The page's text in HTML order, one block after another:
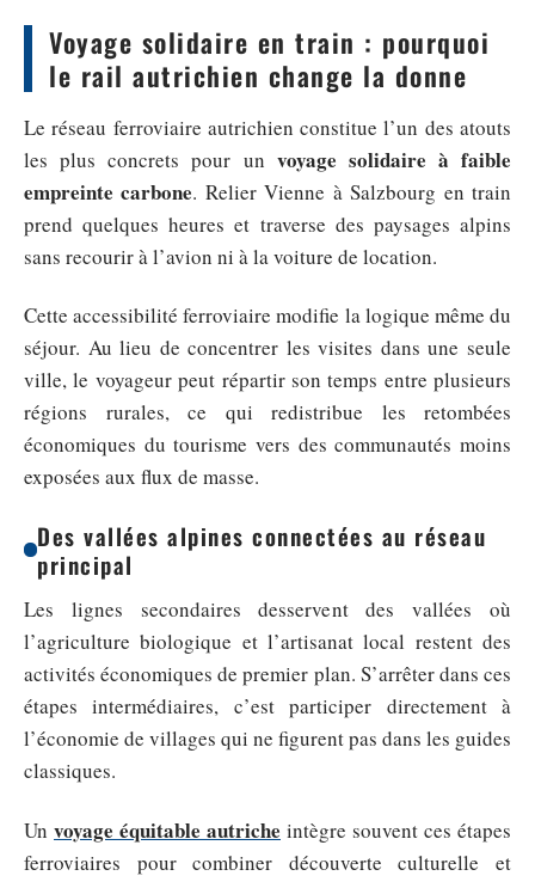
Voyage solidaire en train : pourquoi
le rail autrichien change la donne
Le réseau ferroviaire autrichien constitue l’un des atouts
les plus concrets pour un voyage solidaire à faible
empreinte carbone. Relier Vienne à Salzbourg en train
prend quelques heures et traverse des paysages alpins
sans recourir à l’avion ni à la voiture de location.
Cette accessibilité ferroviaire modifie la logique même du
séjour. Au lieu de concentrer les visites dans une seule
ville, le voyageur peut répartir son temps entre plusieurs
régions rurales, ce qui redistribue les retombées
économiques du tourisme vers des communautés moins
exposées aux flux de masse.
Des vallées alpines connectées au réseau
principal
Les lignes secondaires desservent des vallées où
l’agriculture biologique et l’artisanat local restent des
activités économiques de premier plan. S’arrêter dans ces
étapes intermédiaires, c’est participer directement à
l’économie de villages qui ne figurent pas dans les guides
classiques.
Un voyage équitable autriche intègre souvent ces étapes
ferroviaires pour combiner découverte culturelle et